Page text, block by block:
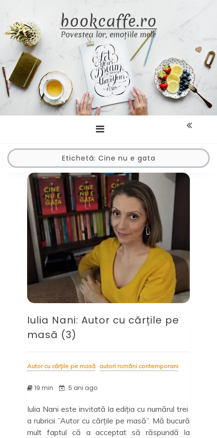
content
bookcaffe.ro
Povestea lor, emoțiile mele
Etichetă: Cine nu e gata
Iulia Nani: Autor cu cărțile pe
masă (3)
Autor cu cărțile pe masă autori români contemporani
19 min 5 ani ago
Iulia Nani este invitată la ediția cu numărul trei
a rubricii ”Autor cu cărțile pe masă”. Mă bucură
mult faptul că a acceptat să răspundă la